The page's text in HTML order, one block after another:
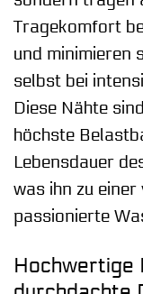
Tragekomfort
und minimieren
selbst bei
Diese Nähte
höchste
Lebensdauer
was ihn zu
passionierte
Hochwertige